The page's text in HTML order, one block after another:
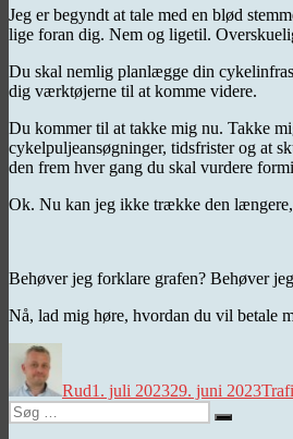
Jeg er begyndt at tale med en blød
lige foran dig. Nem og ligetil.
Du skal nemlig planlægge din
dig værktøjerne til at komme videre.
Du kommer til at takke mig nu. Takke
cykelpuljeansøgninger, tidsfrister og at
den frem hver gang du skal vurdere
Ok. Nu kan jeg ikke trække den
Behøver jeg forklare grafen? Behøver
Nå, lad mig høre, hvordan du vil betale
Rud1. juli 202329. juni 2023
Søg
efter:
Søg